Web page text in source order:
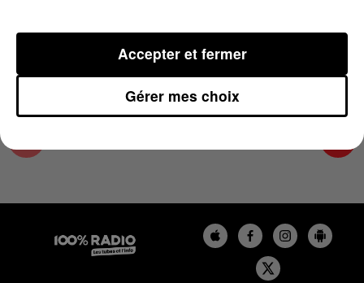
Podcasts infos des Hautes-Pyrénées
Gérer mes choix
Accepter et fermer